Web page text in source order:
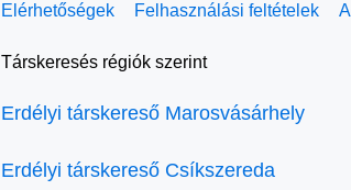
Elérhetőségek Felhasználási feltételek
Társkeresés régiók szerint
Erdélyi társkereső Marosvásárhely
Erdélyi társkereső Csíkszereda